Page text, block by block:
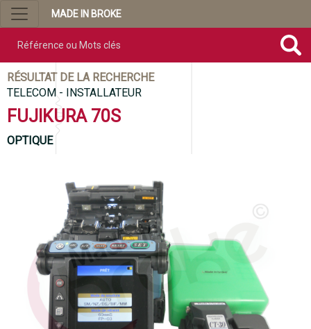
MADE IN BROKE
RÉSULTAT DE LA RECHERCHE
TELECOM - INSTALLATEUR
FUJIKURA 70S
OPTIQUE